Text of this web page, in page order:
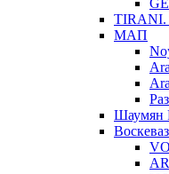
МАП
Шаумян